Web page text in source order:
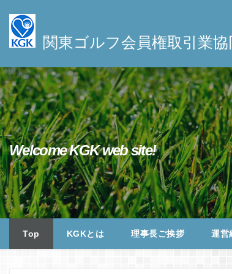
t
o
c
o
n
t
e
n
t
関東ゴルフ会員権取引業協
Welcome KGK web site!
Top KGKとは 理事長ご挨拶 運営